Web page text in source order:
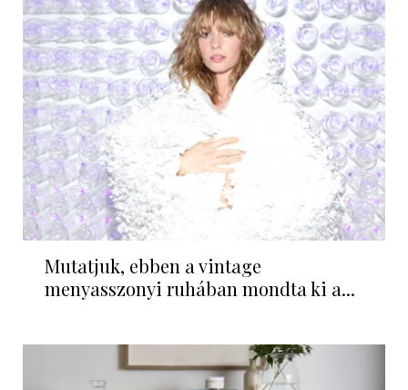
Mutatjuk, ebben a vintage
menyasszonyi ruhában mondta ki a...